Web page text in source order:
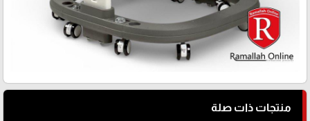
منتجات ذات صلة